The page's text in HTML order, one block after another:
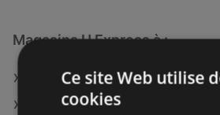
Magasins U Express à :
U Express à Château-Chinon
U Express à Lannion
Ce site Web utilise
cookies